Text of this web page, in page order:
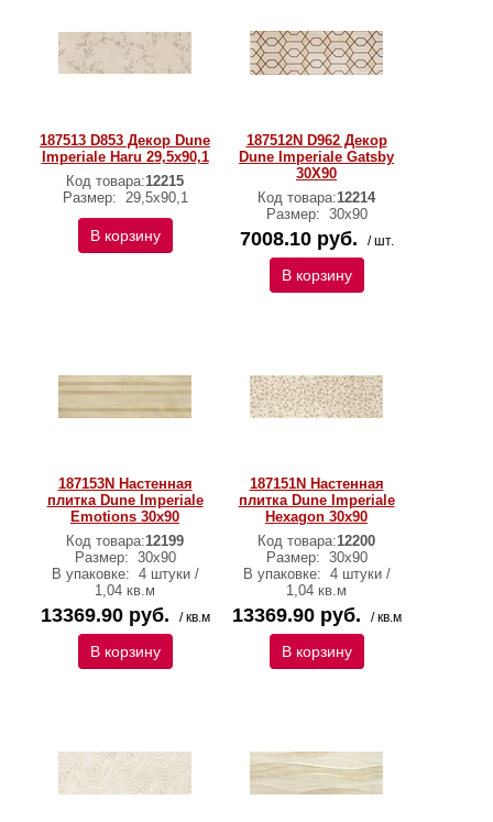
187513 D853 Декор Dune
Imperiale Haru 29,5x90,1
Код товара:12215
Размер: 29,5x90,1
В корзину
187512N D962 Декор
Dune Imperiale Gatsby
30Х90
Код товара:12214
Размер: 30x90
7008.10 руб. / шт.
В корзину
187153N Настенная
плитка Dune Imperiale
Emotions 30x90
Код товара:12199
Размер: 30x90
В упаковке: 4 штуки /
1,04 кв.м
13369.90 руб. / кв.м
В корзину
187151N Настенная
плитка Dune Imperiale
Hexagon 30x90
Код товара:12200
Размер: 30x90
В упаковке: 4 штуки /
1,04 кв.м
13369.90 руб. / кв.м
В корзину